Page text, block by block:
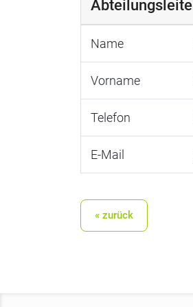
Name
Vorname
Telefon
E-Mail
« zurück